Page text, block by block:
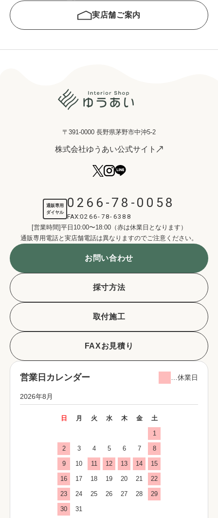
実店舗ご案内
〒391-0000 長野県茅野市中沖5-2
株式会社ゆうあい公式サイト
通販専用
ダイヤル
0266-78-0058
FAX:0266-78-6388
[営業時間]平日10:00〜18:00（赤は休業日となります）
通販専用電話と実店舗電話は異なりますのでご注意ください。
お問い合わせ
採寸方法
取付施工
FAXお見積り
営業日カレンダー …休業日
2026年8月
日 月 火 水 木 金 土
1
2 3 4 5 6 7 8
9 10 11 12 13 14 15
16 17 18 19 20 21 22
23 24 25 26 27 28 29
30 31